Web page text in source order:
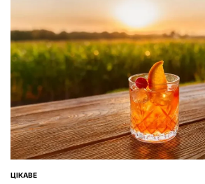
ОПУБЛІКУВАТИ
ЦІКАВЕ